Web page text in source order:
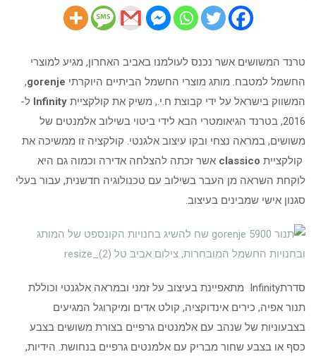
טרנד המשושים אשר נכנס לעולמנו באביב האחרון, מגיע למוצרי
החשמל למטבח. מותג מוצרי החשמל הביתיים היוקרתי gorenje
,
המשווק בישראל על ידי קבוצת ח.י., משיק את קולקציית Infinity ל-
2016, בטרנד הגיאומטרי הבא לידי ביטוי בשילוב אלמנטים של
משושים, במראה נצחי ובקו עיצוב אלגנטי. קולקציה זו ממשיכה את
קולקציית classico אשר זכתה להצלחה אדירה וכמוה גם היא
לוקחת השראה מן העבר בשילוב עם טכנולוגיה חדשנית, עבור בעלי
סגנון אישי שמבינים בעיצוב.
סדרתInfinity מתאפיינת בעיצוב על זמני ובמראה אלגנטי וכוללת
תנור אפיה, כירים אינדוקציה, קולט אדים ומיקרוגל המגיעים
בצבעוניות של שנהב עם אלמנטים גרפיים בצורת משושים בצבע
כסף או בצבע שחור מבריק עם אלמנטים גרפיים בנחושת. הידיות,